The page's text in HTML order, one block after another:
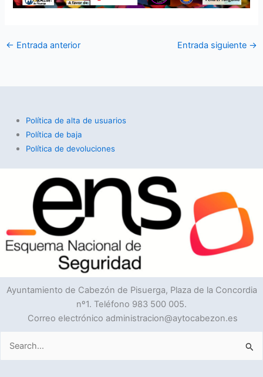
← Entrada anterior Entrada siguiente →
Política de alta de usuarios
Política de baja
Política de devoluciones
Ayuntamiento de Cabezón de Pisuerga, Plaza de la Concordia
nº1. Teléfono 983 500 005.
Correo electrónico administracion@aytocabezon.es
Buscar
por: